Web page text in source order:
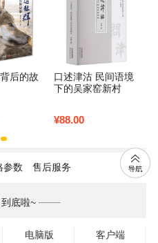
后的故
口述津沽 民间语境
下的吴家窑新村
¥88.00
参数 售后服务
底啦~
电脑版 客户端